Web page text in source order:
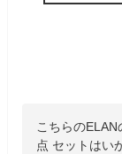
こちらの
点 セットはい